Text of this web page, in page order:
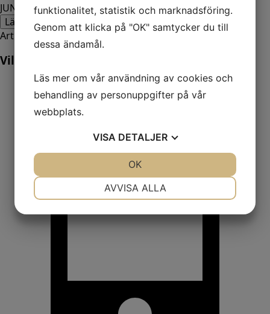
JUNCTION BOX KIT 878492K14 mängd
Lägg till i varukorg
Artikelnr: 878492K4 Kategorier: Båt, Mercury
Vill du veta mer? Ring oss:
funktionalitet, statistik och marknadsföring.
Genom att klicka på "OK" samtycker du till
dessa ändamål.
Läs mer om vår användning av cookies och
behandling av personuppgifter på vår
webbplats.
VISA DETALJER
AVVISA ALLA
OK